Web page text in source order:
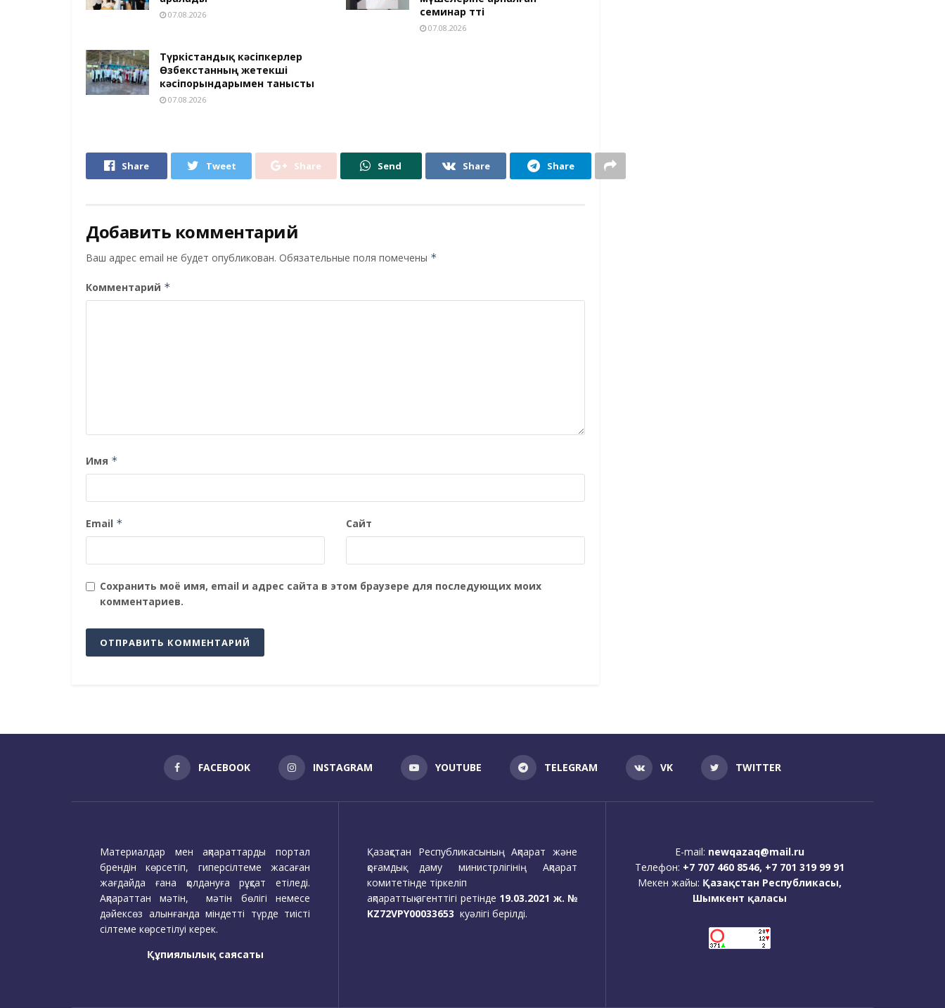
07.08.2026
семинар өтті
07.08.2026
Түркістандық кәсіпкерлер
Өзбекстанның жетекші
кәсіпорындарымен танысты
07.08.2026
Share Tweet Share Send Share Share
Добавить комментарий
Ваш адрес email не будет опубликован. Обязательные поля помечены *
Комментарий *
Имя *
Email * Сайт
Сохранить моё имя, email и адрес сайта в этом браузере для последующих моих
комментариев.
FACEBOOK INSTAGRAM YOUTUBE TELEGRAM VK TWITTER
Материалдар мен ақпараттарды портал
брендін көрсетіп, гиперсілтеме жасаған
жағдайда ғана қолдануға рұқсат етіледі.
Ақпараттан мәтін, мәтін бөлігі немесе
дәйексөз алынғанда міндетті түрде тиісті
сілтеме көрсетілуі керек.
Құпиялылық саясаты
Қазақстан Республикасының Ақпарат және
қоғамдық даму министрлігінің Ақпарат
комитетінде тіркеліп
ақпараттық агенттігі ретінде 19.03.2021 ж. №
KZ72VPY00033653 куәлігі берілді.
E-mail: newqazaq@mail.ru
Телефон: +7 707 460 8546, +7 701 319 99 91
Мекен жайы: Қазақстан Республикасы,
Шымкент қаласы